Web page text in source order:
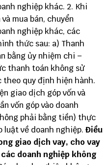
nghiệp khác. 2. Khi
mua bán, chuyển
nghiệp khác, các
thức sau: a) Thanh
bằng ủy nhiệm chi –
thanh toán không sử
quy định hiện hành.
giao dịch góp vốn và
vốn góp vào doanh
phải bằng tiền) thực
luật về doanh nghiệp. Điều
giao dịch vay, cho vay
doanh nghiệp không